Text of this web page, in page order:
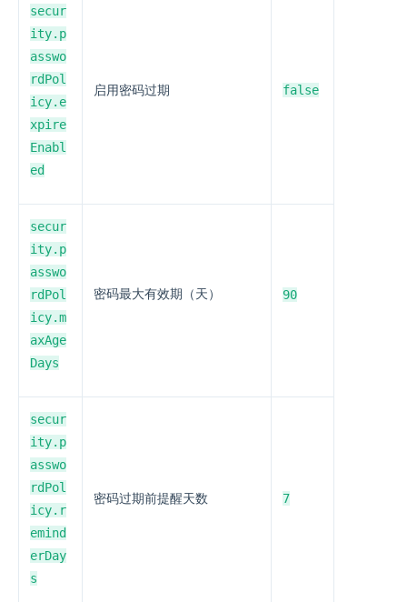
secur
ity.p
asswo
rdPol
icy.e
xpire
Enabl
ed
启用密码过期 false
secur
ity.p
asswo
rdPol
icy.m
axAge
Days
密码最大有效期（天） 90
secur
ity.p
asswo
rdPol
icy.r
emind
erDay
s
密码过期前提醒天数 7